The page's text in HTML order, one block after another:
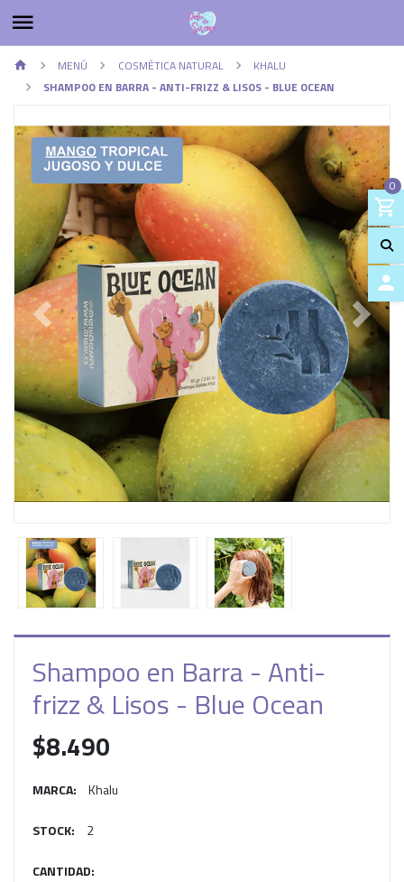
0
MENÚ COSMÉTICA NATURAL
KHALU
SHAMPOO EN BARRA - ANTI-FRIZZ & LISOS - BLUE OCEAN
Previous Next
Shampoo en Barra - Anti-
frizz & Lisos - Blue Ocean
$8.490
MARCA: Khalu
STOCK: 2
CANTIDAD: